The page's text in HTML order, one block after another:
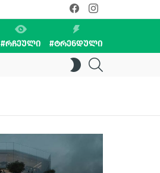
facebookinstagram
#ᲠᲩᲔᲣᲚᲘ #ᲢᲠᲔᲜᲓᲣᲚᲘ
SWITCH
SKIN